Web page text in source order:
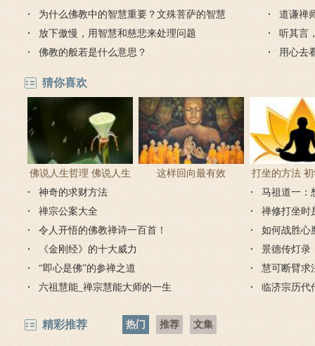
修？
为什么佛教中的智慧重要？文殊菩萨的智慧
有多深？
放下傲慢，用智慧和慈悲来处理问题
佛教的般若是什么意思？
道谦禅
听其言
用心去
猜你喜欢
佛说人生哲理 佛说人生
感悟的句子
这样回向最有效
打坐的方法
正确方
神奇的求财方法
马祖道一：
禅宗公案大全
禅修打坐时
令人开悟的佛教禅诗一百首！
如何战胜心
《金刚经》的十大威力
景德传灯录
“即心是佛”的参禅之道
慧可断臂求
六祖慧能_禅宗慧能大师的一生
临济宗历代
精彩推荐 热门 推荐 文集